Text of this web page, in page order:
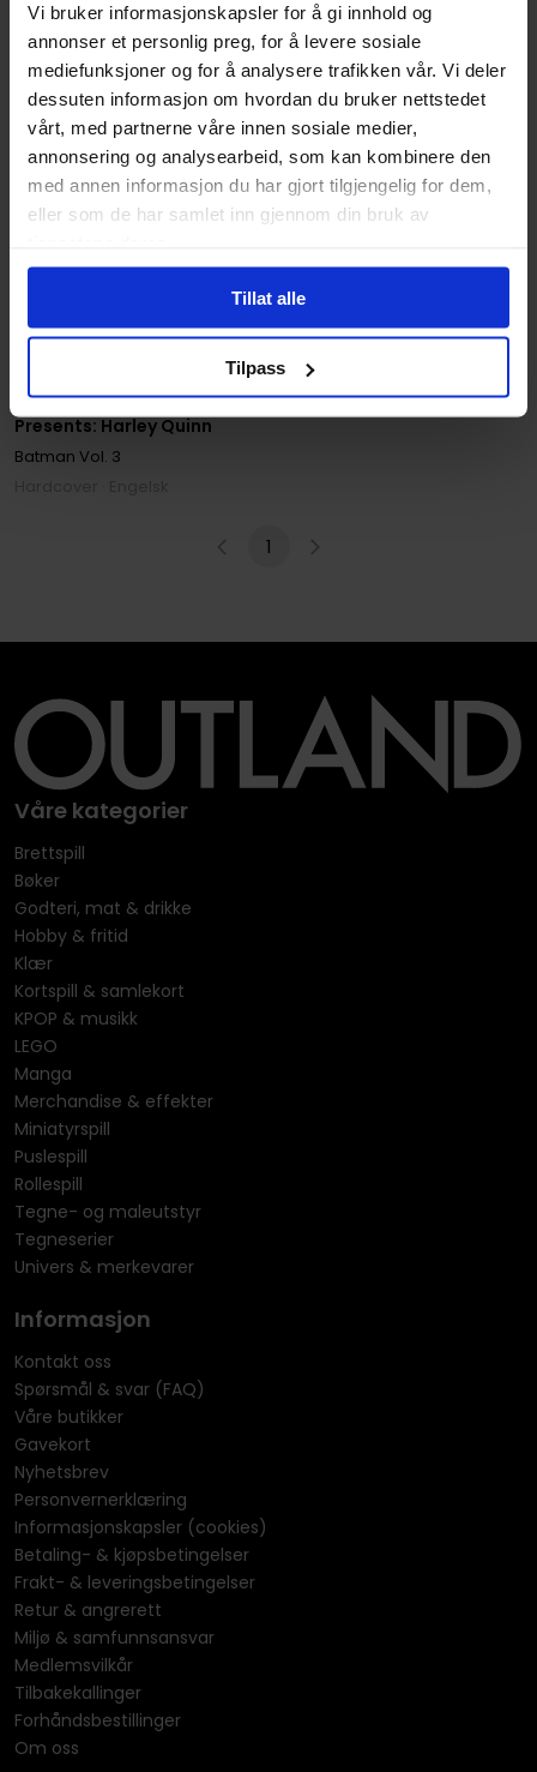
Vi bruker informasjonskapsler for å gi innhold og
annonser et personlig preg, for å levere sosiale
mediefunksjoner og for å analysere trafikken vår. Vi deler
dessuten informasjon om hvordan du bruker nettstedet
vårt, med partnerne våre innen sosiale medier,
annonsering og analysearbeid, som kan kombinere den
med annen informasjon du har gjort tilgjengelig for dem,
eller som de har samlet inn gjennom din bruk av
Tillat alle
Tilpass
Batman: White Knight
Presents: Harley Quinn
Matteo Scalera
Batman Vol. 3
1
Våre kategorier
Brettspill
Bøker
Godteri, mat & drikke
Hobby & fritid
Klær
Kortspill & samlekort
KPOP & musikk
LEGO
Manga
Merchandise & effekter
Miniatyrspill
Puslespill
Rollespill
Tegne- og maleutstyr
Tegneserier
Univers & merkevarer
Informasjon
Kontakt oss
Spørsmål & svar (FAQ)
Våre butikker
Gavekort
Nyhetsbrev
Personvernerklæring
Informasjonskapsler (cookies)
Betaling- & kjøpsbetingelser
Frakt- & leveringsbetingelser
Retur & angrerett
Miljø & samfunnsansvar
Medlemsvilkår
Tilbakekallinger
Forhåndsbestillinger
Om oss